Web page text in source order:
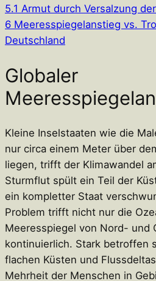
5.1 Armut durch Versalzung
6 Meeresspiegelanstieg vs.
Deutschland
Globaler
Kleine Inselstaaten wie die
nur circa einem Meter über
liegen, trifft der Klimawandel
Sturmflut spült ein Teil der
ein kompletter Staat
Problem trifft nicht nur die
Meeresspiegel von Nord- und
kontinuierlich. Stark betroffen
flachen Küsten und
Mehrheit der Menschen in